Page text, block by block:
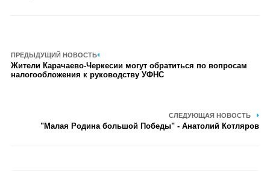
ПРЕДЫДУЩИЙ НОВОСТЬ
Жители Карачаево-Черкесии могут обратиться по вопросам
налогообложения к руководству УФНС
СЛЕДУЮЩАЯ НОВОСТЬ
"Малая Родина большой Победы" - Анатолий Котляров